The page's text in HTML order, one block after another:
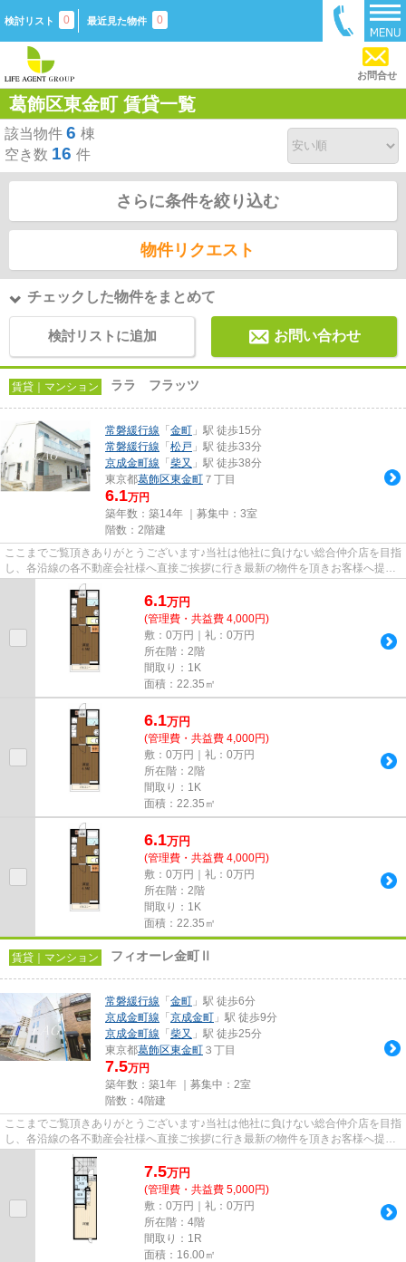
検討リスト 0 最近見た物件 0
お問合せ
葛飾区東金町 賃貸一覧
該当物件 6 棟
空き数 16 件
さらに条件を絞り込む
物件リクエスト
チェックした物件をまとめて
検討リストに追加 お問い合わせ
賃貸｜マンション ララ フラッツ
常磐緩行線 「 金町 」駅 徒歩15分
常磐緩行線 「 松戸 」駅 徒歩33分
京成金町線 「 柴又 」駅 徒歩38分
東京都葛飾区東金町 ７丁目
6.1万円
築年数：築14年 ｜募集中： 3室
階数：2階建
ここまでご覧頂きありがとうございます♪当社は他社に負けない総合仲介店を目指
し、各沿線の各不動産会社様へ直接ご挨拶に行き最新の物件を頂きお客様へ提供
しております！最新の情報は...
6.1万円
(管理費・共益費 4,000円)
敷：0万円｜礼：0万円
所在階：2階
間取り：1K
面積：22.35㎡
6.1万円
(管理費・共益費 4,000円)
敷：0万円｜礼：0万円
所在階：2階
間取り：1K
面積：22.35㎡
6.1万円
(管理費・共益費 4,000円)
敷：0万円｜礼：0万円
所在階：2階
間取り：1K
面積：22.35㎡
賃貸｜マンション フィオーレ金町Ⅱ
常磐緩行線 「 金町 」駅 徒歩6分
京成金町線 「 京成金町 」駅 徒歩9分
京成金町線 「 柴又 」駅 徒歩25分
東京都葛飾区東金町 ３丁目
7.5万円
築年数：築1年 ｜募集中： 2室
階数：4階建
ここまでご覧頂きありがとうございます♪当社は他社に負けない総合仲介店を目指
し、各沿線の各不動産会社様へ直接ご挨拶に行き最新の物件を頂きお客様へ提供
しております！最新の情報は...
7.5万円
(管理費・共益費 5,000円)
敷：0万円｜礼：0万円
所在階：4階
間取り：1R
面積：16.00㎡